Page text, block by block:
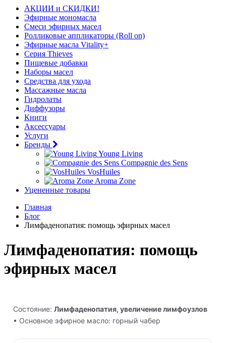
АКЦИИ и СКИДКИ!
Эфирные мономасла
Смеси эфирных масел
Ролликовые аппликаторы (Roll on)
Эфирные масла Vitality+
Серия Thieves
Пищевые добавки
Наборы масел
Средства для ухода
Массажные масла
Гидролаты
Диффузоры
Книги
Аксессуары
Услуги
Бренды
Young Living
Compagnie des Sens
VosHuiles
Aroma Zone
Уцененные товары
Главная
Блог
Лимфаденопатия: помощь эфирных масел
Лимфаденопатия: помощь
эфирных масел
Состояние: Лимфаденопатия, увеличение лимфоузлов
• Основное эфирное масло: горный чабер